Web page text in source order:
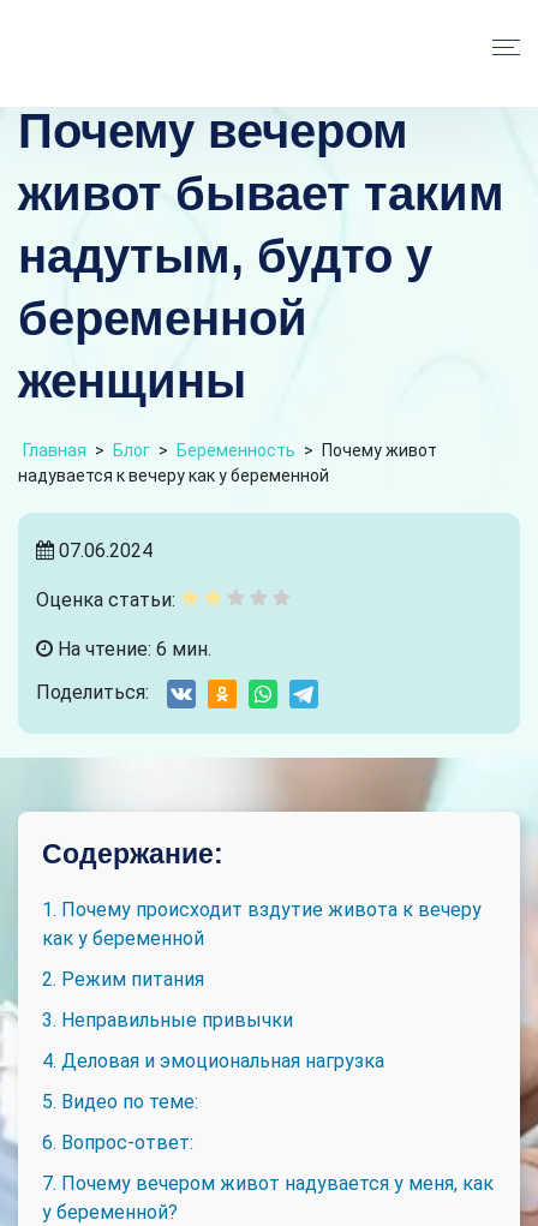
Почему вечером
живот бывает таким
надутым, будто у
беременной
женщины
Главная > Блог > Беременность >
Почему живот
надувается к вечеру как у беременной
07.06.2024
Оценка статьи:
На чтение: 6 мин.
Поделиться:
Содержание:
1. Почему происходит вздутие живота к вечеру
как у беременной
2. Режим питания
3. Неправильные привычки
4. Деловая и эмоциональная нагрузка
5. Видео по теме:
6. Вопрос-ответ:
7. Почему вечером живот надувается у меня, как
у беременной?